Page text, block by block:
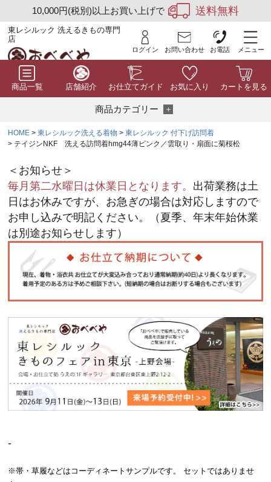
10,000円(税別)以上お買い上げで 送料無料
東レシルック 洗えるきもの専門
店
ログイン お問い合わせ お電話 メニュー
商品一覧 店舗紹介 お仕立てガイド お気に入り カートを見る
商品カテゴリー
HOME 東レシルック洗える着物
東レシルック 付下げ訪問着
テイジンNKF 洗える訪問着hmg44薄ピンク／雲取り・扇面に菊桜松
＜お知らせ＞
毎月第二水曜日は休業日となります。 出荷業務は土
日はお休みですが、お急ぎの場合は対応しますので
お申し込みで明記ください。（夏季、年末年始休業
は別途お知らせします）
-
※帯・草履などはコーディネートサンプルです。 セットではありませ